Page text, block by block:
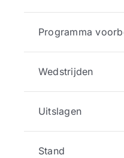
Programma
Wedstrijden
Uitslagen
Stand